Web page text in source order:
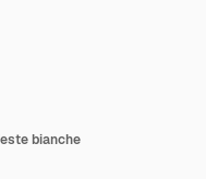
bianche